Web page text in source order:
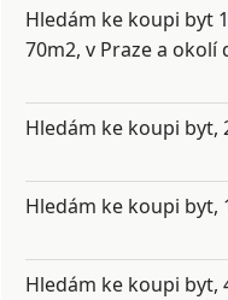
Hledám ke koupi byt
70m2, v Praze a okolí
Hledám ke koupi byt,
Hledám ke koupi byt,
Hledám ke koupi byt,